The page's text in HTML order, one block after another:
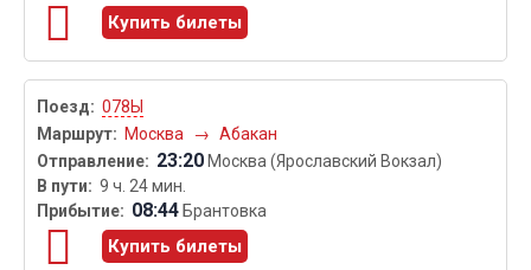
Купить билеты
078Ы
Москва
→ Абакан
23:20 Москва (Ярославский Вокзал)
9 ч. 24 мин.
08:44 Брантовка
Купить билеты